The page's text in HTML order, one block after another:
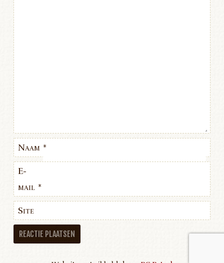
Naam *
E-
mail *
Site